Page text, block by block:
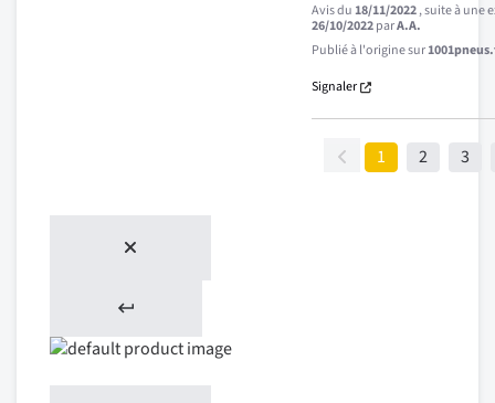
Avis du18/11/2022, suite à une
26/10/2022parA.A.
Publié à l'origine sur
Signaler
1 2 3